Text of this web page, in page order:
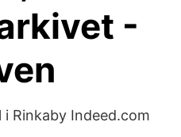
-
Rinkaby Indeed.com